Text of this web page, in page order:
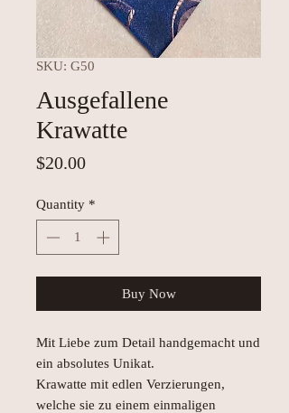
SKU: G50
Ausgefallene
Krawatte
$20.00Price
Quantity *
Buy Now
Mit Liebe zum Detail handgemacht und
ein absolutes Unikat.
Krawatte mit edlen Verzierungen,
welche sie zu einem einmaligen